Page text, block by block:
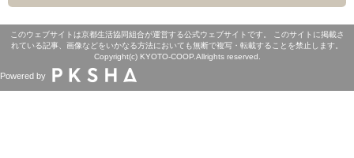
このウェブサイトは京都生活協同組合が運営する公式ウェブサイトです。 このサイトに掲載さ
れている記事、画像などをいかなる方法においても無断で複写・転載することを禁止します。
Copyright(c) KYOTO-COOP.Allrights reserved.
Powered by